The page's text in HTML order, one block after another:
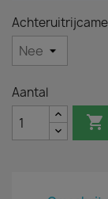
Aantal
